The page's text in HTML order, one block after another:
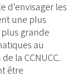
d'envisager les
une plus
grande
au
la CCNUCC.
être